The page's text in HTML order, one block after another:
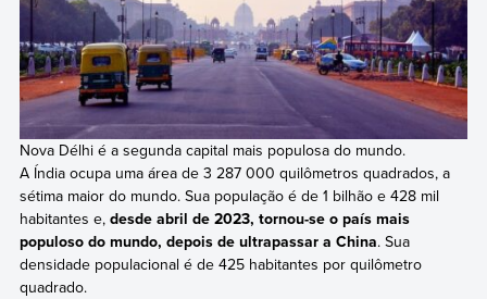
Nova Délhi é a segunda capital mais populosa do mundo.
A Índia ocupa uma área de 3 287 000 quilômetros quadrados, a
sétima maior do mundo. Sua população é de 1 bilhão e 428 mil
habitantes e, desde abril de 2023, tornou-se o país mais
populoso do mundo, depois de ultrapassar a China. Sua
densidade populacional é de 425 habitantes por quilômetro
quadrado.